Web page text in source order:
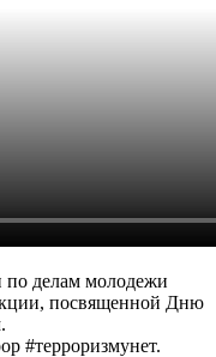
по делам молодежи
посвященной Дню
#терроризмунет.